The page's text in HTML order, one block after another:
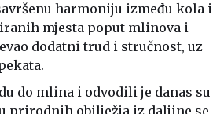
harmoniju između kola i
mjesta poput mlinova i
dodatni trud i stručnost, uz
do mlina i odvodili je danas su
prirodnih obilježja iz daljine se